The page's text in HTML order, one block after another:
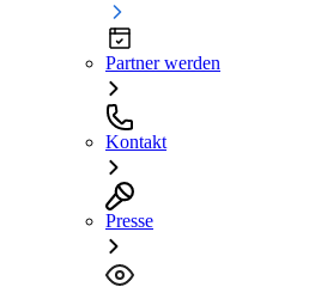
Partner werden
Kontakt
Presse